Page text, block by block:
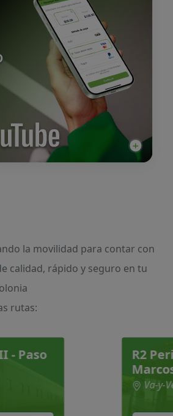
la movilidad para contar con
calidad, rápido y seguro en tu
rutas:
R2 Periférico
Va-y-Ven